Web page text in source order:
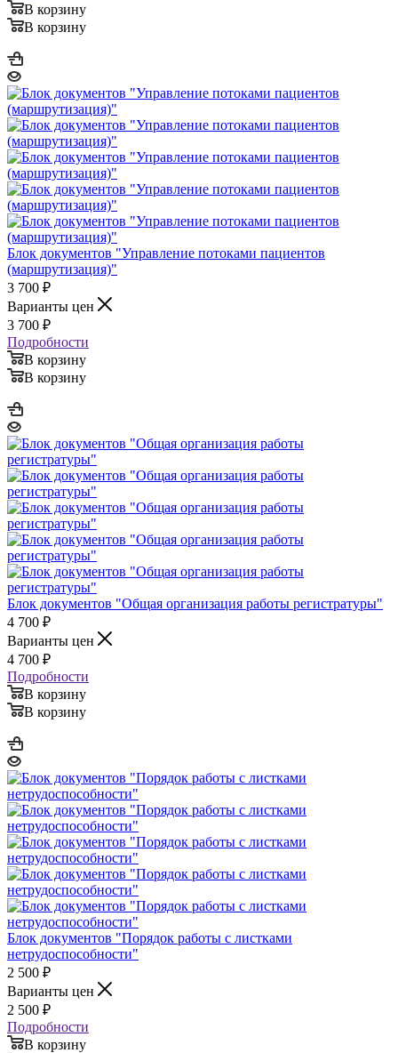
В корзину
В корзину
Блок документов "Управление потоками пациентов
(маршрутизация)"
3 700 ₽
Варианты цен
3 700 ₽
Подробности
В корзину
В корзину
Блок документов "Общая организация работы регистратуры"
4 700 ₽
Варианты цен
4 700 ₽
Подробности
В корзину
В корзину
Блок документов "Порядок работы с листками
нетрудоспособности"
2 500 ₽
Варианты цен
2 500 ₽
Подробности
В корзину